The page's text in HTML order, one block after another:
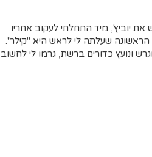
יוביץ', מיד התחלתי לעקוב אחריו.
שעלתה לי לראש היא "קילר".
ונועץ כדורים ברשת, גרמו לי לחשוב